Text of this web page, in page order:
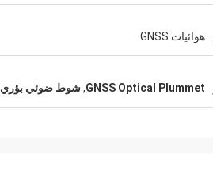
هوائيات GNSS
GNSS Optical Plummet
,شوط ضوئي بؤري 1.5 متر